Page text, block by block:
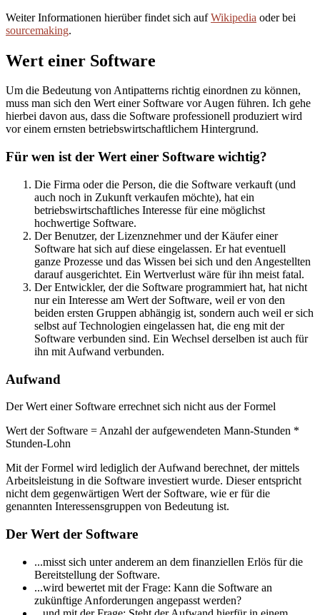
Weiter Informationen hierüber findet sich aufWikipedia oder bei
sourcemaking.
Wert einer Software
Um die Bedeutung von Antipatterns richtig einordnen zu können,
muss man sich den Wert einer Software vor Augen führen. Ich gehe
hierbei davon aus, dass die Software professionell produziert wird
vor einem ernsten betriebswirtschaftlichem Hintergrund.
Für wen ist der Wert einer Software wichtig?
Die Firma oder die Person, die die Software verkauft (und
auch noch in Zukunft verkaufen möchte), hat ein
betriebswirtschaftliches Interesse für eine möglichst
hochwertige Software.
Der Benutzer, der Lizenznehmer und der Käufer einer
Software hat sich auf diese eingelassen. Er hat eventuell
ganze Prozesse und das Wissen bei sich und den Angestellten
darauf ausgerichtet. Ein Wertverlust wäre für ihn meist fatal.
Der Entwickler, der die Software programmiert hat, hat nicht
nur ein Interesse am Wert der Software, weil er von den
beiden ersten Gruppen abhängig ist, sondern auch weil er sich
selbst auf Technologien eingelassen hat, die eng mit der
Software verbunden sind. Ein Wechsel derselben ist auch für
ihn mit Aufwand verbunden.
Aufwand
Der Wert einer Software errechnet sich nicht aus der Formel
Wert der Software = Anzahl der aufgewendeten Mann-Stunden *
Stunden-Lohn
Mit der Formel wird lediglich der Aufwand berechnet, der mittels
Arbeitsleistung in die Software investiert wurde. Dieser entspricht
nicht dem gegenwärtigen Wert der Software, wie er für die
genannten Interessensgruppen von Bedeutung ist.
Der Wert der Software
...misst sich unter anderem an dem finanziellen Erlös für die
Bereitstellung der Software.
...wird bewertet mit der Frage: Kann die Software an
zukünftige Anforderungen angepasst werden?